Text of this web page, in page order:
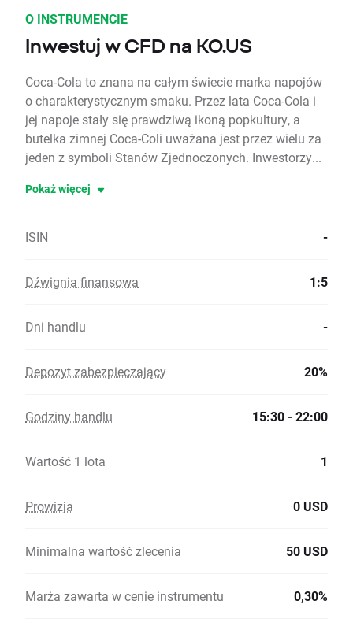
O INSTRUMENCIE
Inwestuj w CFD na KO.US
Coca-Cola to znana na całym świecie marka napojów
o charakterystycznym smaku. Przez lata Coca-Cola i
jej napoje stały się prawdziwą ikoną popkultury, a
butelka zimnej Coca-Coli uważana jest przez wielu za
jeden z symboli Stanów Zjednoczonych. Inwestorzy...
Pokaż więcej
ISIN -
Dźwignia finansowa 1:5
Dni handlu -
Depozyt zabezpieczający 20%
Godziny handlu 15:30 - 22:00
Wartość 1 lota 1
Prowizja 0 USD
Minimalna wartość zlecenia 50 USD
Marża zawarta w cenie instrumentu 0,30%